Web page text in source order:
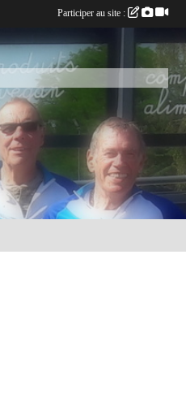
Participer au site :